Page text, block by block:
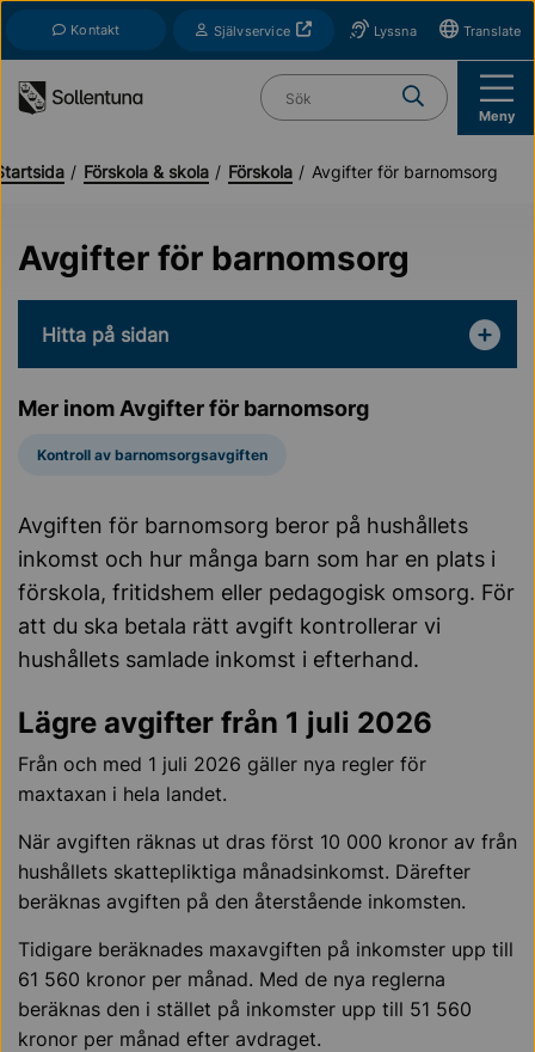
Kontakt SjälvserviceÖppnas i nytt fönsterLyssna Translate
Vad söker du?
Meny
Förskola & skola Förskola Avgifter för barnomsorg
Avgifter för barnomsorg
Hitta på sidan
Mer inom Avgifter för barnomsorg
Kontroll av barnomsorgsavgiften
Avgiften för barnomsorg beror på hushållets
inkomst och hur många barn som har en plats i
förskola, fritidshem eller pedagogisk omsorg. För
att du ska betala rätt avgift kontrollerar vi
hushållets samlade inkomst i efterhand.
Lägre avgifter från 1 juli 2026
Från och med 1 juli 2026 gäller nya regler för
maxtaxan i hela landet.
När avgiften räknas ut dras först 10 000 kronor av från
hushållets skattepliktiga månadsinkomst. Därefter
beräknas avgiften på den återstående inkomsten.
Tidigare beräknades maxavgiften på inkomster upp till
61 560 kronor per månad. Med de nya reglerna
beräknas den i stället på inkomster upp till 51 560
kronor per månad efter avdraget.